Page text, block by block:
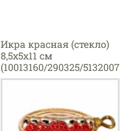
Икра красная (стекло)
8,5х5х11 см
(10013160/290325/5132007
/1, Китай)